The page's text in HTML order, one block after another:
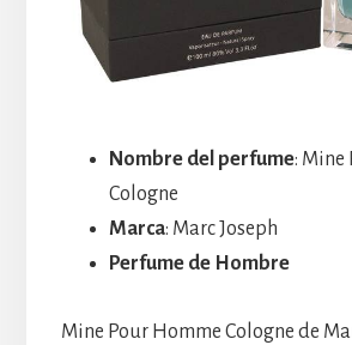
Nombre del perfume: Mine
Cologne
Marca: Marc Joseph
Perfume de Hombre
Mine Pour Homme Cologne de